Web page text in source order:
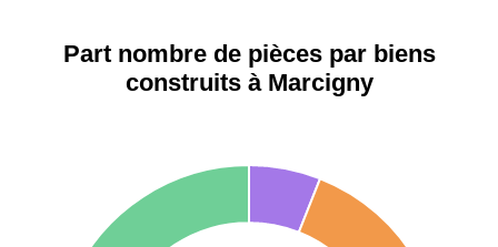
42000 -
Saint-
1 404 € 2 013 €
11 454 €
Part nombre de pièces par biens
construits à Marcigny